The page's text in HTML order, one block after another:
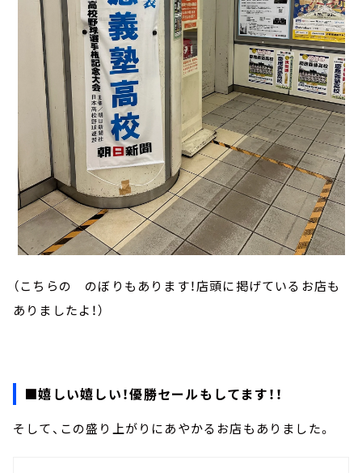
（こちらの のぼりもあります！店頭に掲げているお店も
ありましたよ！）
■嬉しい嬉しい！優勝セールもしてます！！
そして、この盛り上がりにあやかるお店もありました。